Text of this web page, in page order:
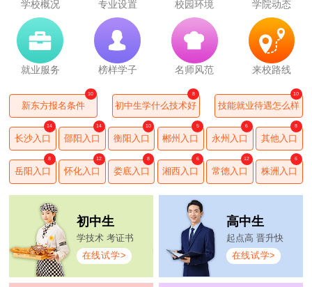
学校概况 专业设置 校园环境 学院动态
就业服务 榜样学子 名师风范 来校路线
新东方报名条件
10
初中生学什么技术好
8
技能就业待遇怎么样
10
长沙入口
14
邵阳入口
14
衡阳入口
10
郴州入口
5
永州入口
6
其他入口
8
岳阳入口
8
怀化入口
12
娄底入口
8
湘西入口
6
常德入口
12
株洲入口
6
初中生
学技术 考证书
在线试学>
高中生
起点高 晋升快
在线试学>